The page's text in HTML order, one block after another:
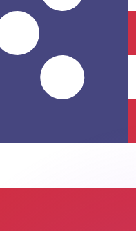
Nous pouvons battre les
convertisseur. Le